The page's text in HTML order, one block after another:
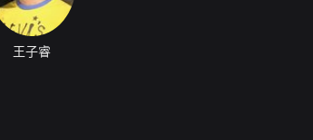
王子睿